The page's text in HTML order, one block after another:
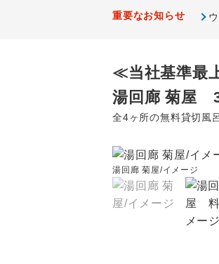
重要なお知らせ
≪当社基準最
湯回廊 菊屋
全4ヶ所の無料貸切風
湯回廊 菊屋/イメージ